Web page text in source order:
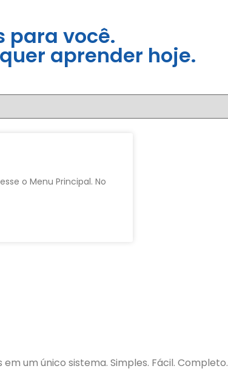
para você.
aprender hoje.
o Menu Principal. No
um único sistema. Simples. Fácil. Completo.